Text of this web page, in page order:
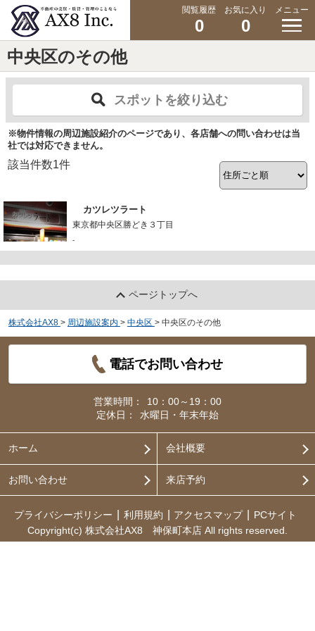
閲覧履歴
0
お気に入り
0
メニュー
中央区のその他
スポットを絞り込む
※物件情報の周辺施設紹介のページであり、各店舗への問い合わせは当
社では対応できません。
該当件数1件
カツレツラート
東京都中央区勝どき３丁目
-
ページトップへ
株式会社AX8 > 周辺施設案内 > 中央区 > 中央区のその他
電話でお問い合わせ
営業時間：
10：00～19：00
定休日：
水曜日・年末年始
ホーム 会社概要
お問い合わせ 来店予約
プライバシーポリシー 利用規約 アクセスマップ
PCサイト
Copyright(c) 株式会社AX8 神保町本店 All rights reserved.